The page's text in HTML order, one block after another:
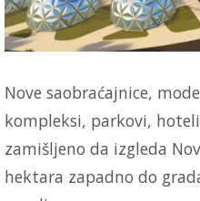
Nove saobraćajnice,
kompleksi, parkovi,
zamišljeno da izgleda
hektara zapadno do